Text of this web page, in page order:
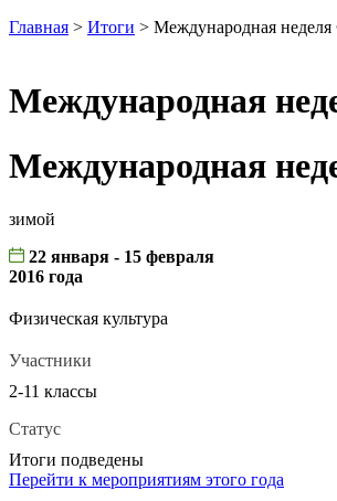
Главная > Итоги > Международная
Международная
Международная
зимой
22 января - 15 февраля
2016 года
Физическая культура
Участники
2-11 классы
Статус
Итоги подведены
Перейти к мероприятиям этого года